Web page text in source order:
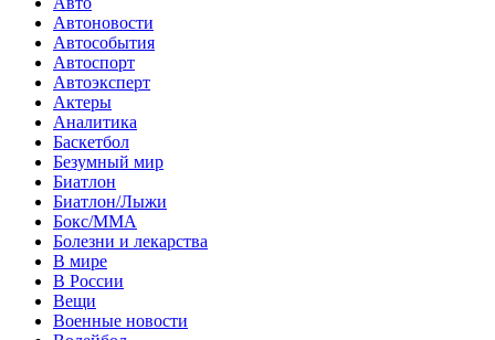
Автоновости
Автособытия
Автоспорт
Автоэксперт
Актеры
Аналитика
Баскетбол
Безумный мир
Биатлон
Биатлон/Лыжи
Бокс/MMA
Болезни и лекарства
В мире
В России
Вещи
Военные новости